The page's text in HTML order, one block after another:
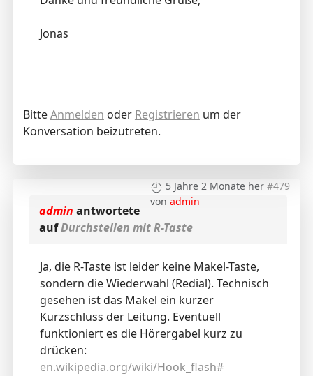
Jonas
BitteAnmelden oder Registrieren um der
Konversation beizutreten.
5 Jahre 2 Monate her #479
vonadmin
admin antwortete
aufDurchstellen mit R-Taste
Ja, die R-Taste ist leider keine Makel-Taste,
sondern die Wiederwahl (Redial). Technisch
gesehen ist das Makel ein kurzer
Kurzschluss der Leitung. Eventuell
funktioniert es die Hörergabel kurz zu
drücken:
en.wikipedia.org/wiki/Hook_flash#